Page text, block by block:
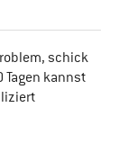
schick
kannst